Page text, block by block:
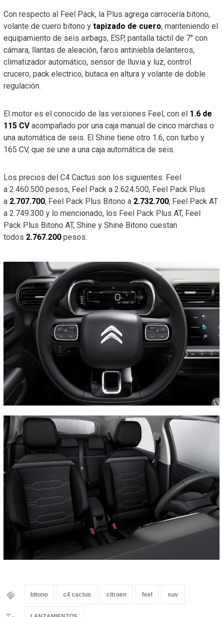
Con respecto al Feel Pack, la Plus agrega carrocería bitono,
volante de cuero bitono y tapizado de cuero, manteniendo el
equipamiento de seis airbags, ESP, pantalla táctil de 7″ con
cámara, llantas de aleación, faros antiniebla delanteros,
climatizador automático, sensor de lluvia y luz, control
crucero, pack electrico, butaca en altura y volante de doble
regulación.
El motor es el conocido de las versiones Feel, con el 1.6 de
115 CVacompañado por una caja manual de cinco marchas o
una automática de seis. El Shine tiene otro 1.6, con turbo y
165 CV, que se une a una caja automática de seis.
Los precios del C4 Cactus son los siguientes: Feel
a 2.460.500 pesos, Feel Pack a 2.624.500, Feel Pack Plus
a 2.707.700, Feel Pack Plus Bitono a 2.732.700, Feel Pack AT
a 2.749.300 y lo mencionado, los Feel Pack Plus AT, Feel
Pack Plus Bitono AT, Shine y Shine Bitono cuestan
todos 2.767.200pesos.
bitono c4 cactus citroen feel suv